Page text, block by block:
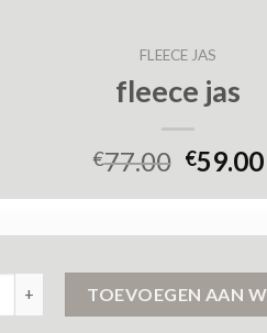
FLEECE JAS
fleece jas
€77.00 €59.00
TOEVOEGEN AAN